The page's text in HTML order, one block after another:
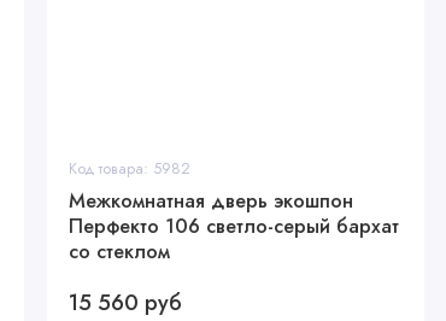
Код товара: 5982
Межкомнатная дверь экошпон
Перфекто 106 светло-серый бархат
со стеклом
15 560 руб